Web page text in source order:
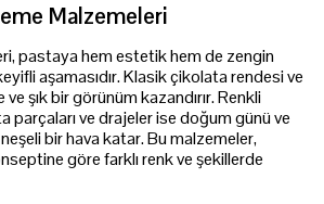
Malzemeleri
pastaya hem estetik hem de zengin
aşamasıdır. Klasik çikolata rendesi ve
şık bir görünüm kazandırır. Renkli
parçaları ve drajeler ise doğum günü ve
bir hava katar. Bu malzemeler,
göre farklı renk ve şekillerde